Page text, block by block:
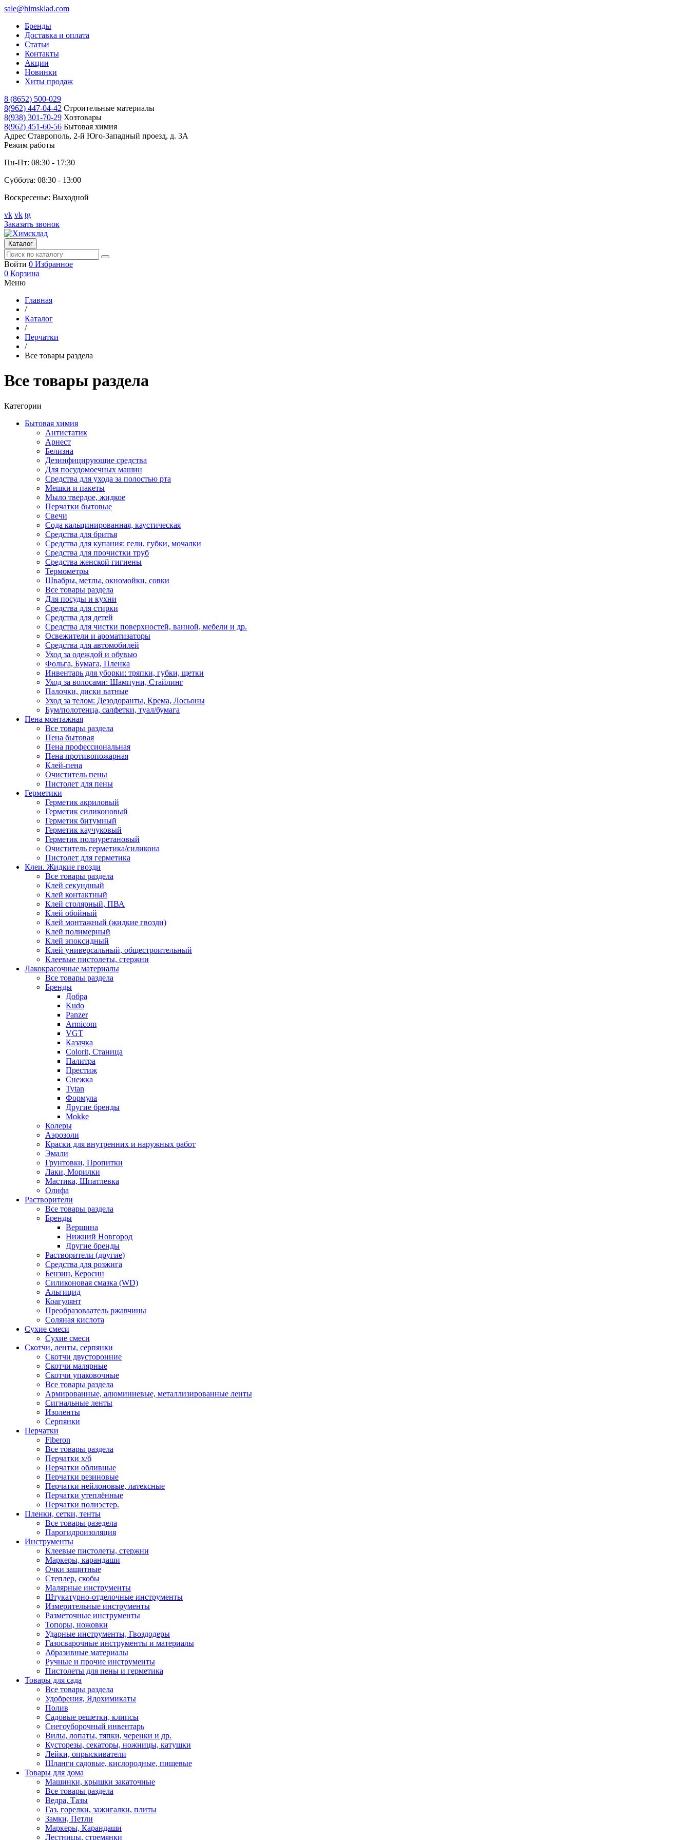
sale@himsklad.com
Бренды
Доставка и оплата
Статьи
Контакты
Акции
Новинки
Хиты продаж
8 (8652) 500-029
8(962) 447-04-42 Строительные материалы
8(938) 301-70-29 Хозтовары
8(962) 451-60-56 Бытовая химия
Адрес Ставрополь, 2-й Юго-Западный проезд, д. 3А
Режим работы
Пн-Пт: 08:30 - 17:30
Суббота: 08:30 - 13:00
Воскресенье: Выходной
vk vk tg
Заказать звонок
Каталог
Войти 0 Избранное
0 Корзина
Меню
Главная
/
Каталог
/
Перчатки
/
Все товары раздела
Все товары раздела
Категории
Бытовая химия
Антистатик
Арнест
Белизна
Дезинфицирующие средства
Для посудомоечных машин
Средства для ухода за полостью рта
Мешки и пакеты
Мыло твердое, жидкое
Перчатки бытовые
Свечи
Сода кальцинированная, каустическая
Средства для бритья
Средства для купания: гели, губки, мочалки
Средства для прочистки труб
Средства женской гигиены
Термометры
Швабры, метлы, окномойки, совки
Все товары раздела
Для посуды и кухни
Средства для стирки
Средства для детей
Средства для чистки поверхностей, ванной, мебели и др.
Освежители и ароматизаторы
Средства для автомобилей
Уход за одеждой и обувью
Фольга, Бумага, Пленка
Инвентарь для уборки: тряпки, губки, щетки
Уход за волосами: Шампуни, Стайлинг
Палочки, диски ватные
Уход за телом: Дезодоранты, Крема, Лосьоны
Бум/полотенца, салфетки, туал/бумага
Пена монтажная
Все товары раздела
Пена бытовая
Пена профессиональная
Пена противопожарная
Клей-пена
Очиститель пены
Пистолет для пены
Герметики
Герметик акриловый
Герметик силиконовый
Герметик битумный
Герметик каучуковый
Герметик полиуретановый
Очиститель герметика/силикона
Пистолет для герметика
Клеи. Жидкие гвозди
Все товары раздела
Клей секундный
Клей контактный
Клей столярный, ПВА
Клей обойный
Клей монтажный (жидкие гвозди)
Клей полимерный
Клей эпоксидный
Клей универсальный, общестроительный
Клеевые пистолеты, стержни
Лакокрасочные материалы
Все товары раздела
Бренды
Добра
Kudo
Panzer
Armicom
VGT
Казачка
Colorit, Станица
Палитра
Престиж
Снежка
Tytan
Формула
Другие бренды
Mokke
Колеры
Аэрозоли
Краски для внутренних и наружных работ
Эмали
Грунтовки, Пропитки
Лаки, Морилки
Мастика, Шпатлевка
Олифа
Растворители
Все товары раздела
Бренды
Вершина
Нижний Новгород
Другие бренды
Растворители (другие)
Средства для розжига
Бензин, Керосин
Силиконовая смазка (WD)
Альгицид
Коагулянт
Преобразоваатель ржавчины
Соляная кислота
Сухие смеси
Сухие смеси
Скотчи, ленты, серпянки
Скотчи двусторонние
Скотчи малярные
Скотчи упаковочные
Все товары раздела
Армированные, алюминиевые, металлизированные ленты
Сигнальные ленты
Изоленты
Серпянки
Перчатки
Fiberon
Все товары раздела
Перчатки х/б
Перчатки обливные
Перчатки резиновые
Перчатки нейлоновые, латексные
Перчатки утеплённые
Перчатки полиэстер.
Пленки, сетки, тенты
Все товары разедела
Парогидроизоляция
Инструменты
Клеевые пистолеты, стержни
Маркеры, карандаши
Очки защитные
Степлер, скобы
Малярные инструменты
Штукатурно-отделочные инструменты
Измерительные инструменты
Разметочные инструменты
Топоры, ножовки
Ударные инструменты, Гвоздодеры
Газосварочные инструменты и материалы
Абразивные материалы
Ручные и прочие инструменты
Пистолеты для пены и герметика
Товары для сада
Все товары раздела
Удобрения, Ядохимикаты
Полив
Садовые решетки, клипсы
Снегоуборочный инвентарь
Вилы, лопаты, тяпки, черенки и др.
Кусторезы, секаторы, ножницы, катушки
Лейки, опрыскиватели
Шланги садовые, кислородные, пищевые
Товары для дома
Машинки, крышки закаточные
Все товары раздела
Ведра, Тазы
Газ. горелки, зажигалки, плиты
Замки, Петли
Маркеры, Карандаши
Лестницы, стремянки